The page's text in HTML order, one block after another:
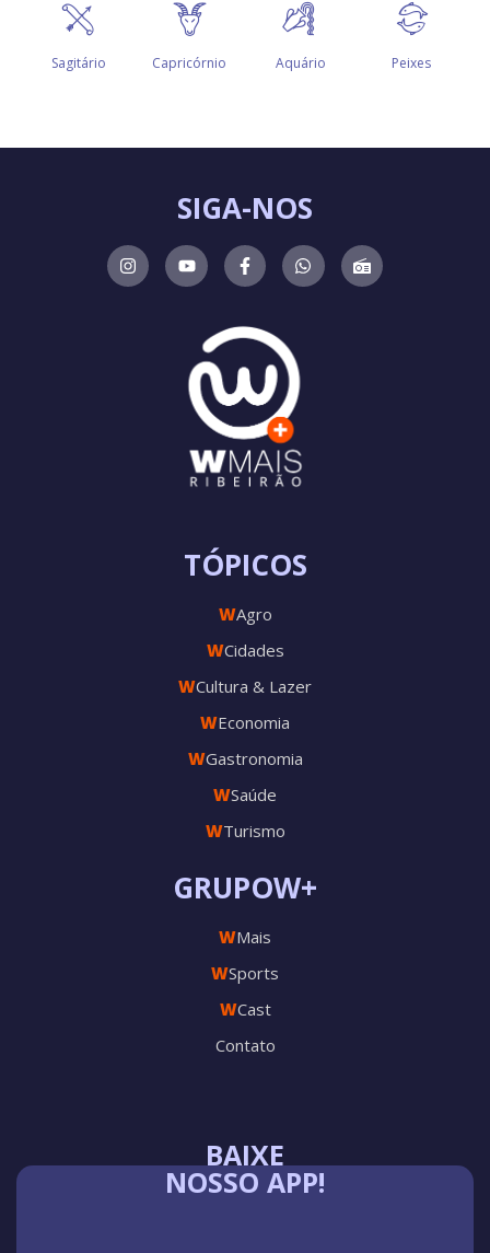
BAIXE
NOSSO APP!
GRUPOW+
WMais
WSports
WCast
Contato
TÓPICOS
WAgro
WCidades
WCultura & Lazer
WEconomia
WGastronomia
WSaúde
WTurismo
SIGA-NOS